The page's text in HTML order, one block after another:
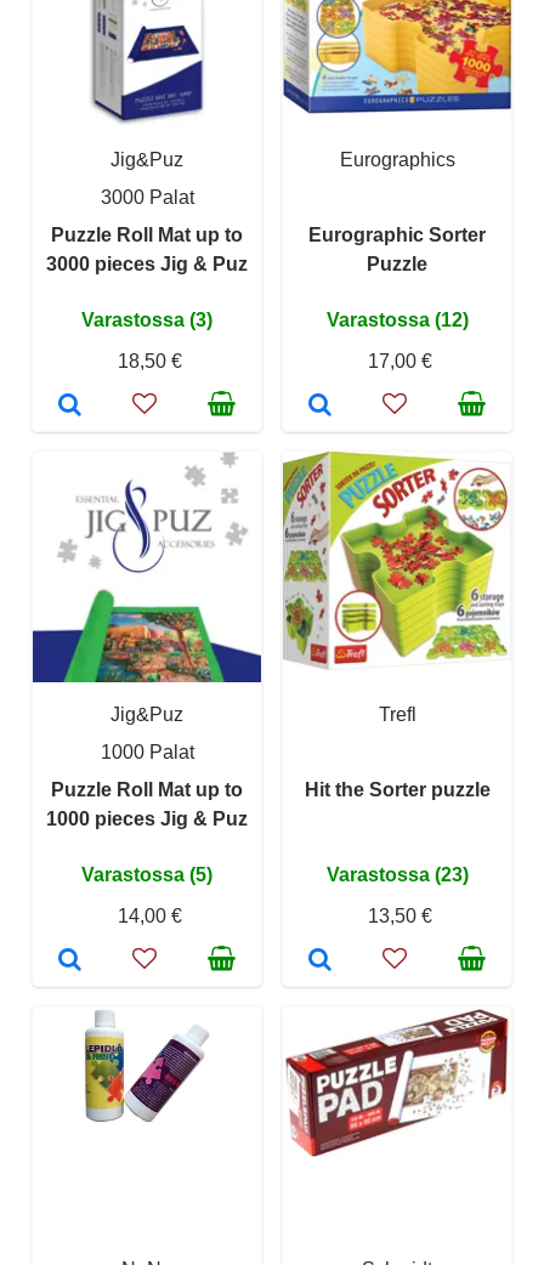
Jig&Puz
3000 Palat
Puzzle Roll Mat up to
3000 pieces Jig & Puz
Varastossa (3)
18,50 €
Eurographics
Eurographic Sorter
Puzzle
Varastossa (12)
17,00 €
Jig&Puz
1000 Palat
Puzzle Roll Mat up to
1000 pieces Jig & Puz
Varastossa (5)
14,00 €
Trefl
Hit the Sorter puzzle
Varastossa (23)
13,50 €